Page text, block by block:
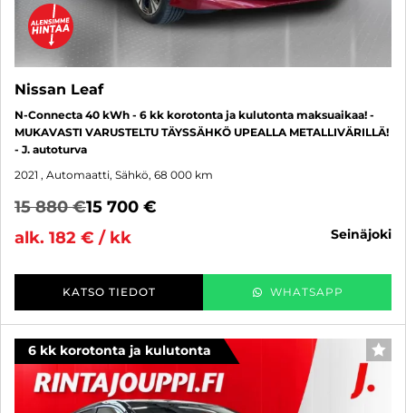
Nissan Leaf
N-Connecta 40 kWh - 6 kk korotonta ja kulutonta maksuaikaa! -
MUKAVASTI VARUSTELTU TÄYSSÄHKÖ UPEALLA METALLIVÄRILLÄ!
- J. autoturva
2021 , Automaatti, Sähkö, 68 000 km
15 880 €15 700 €
alk. 182 € / kk
seinäjoki
KATSO TIEDOT WHATSAPP
6 kk korotonta ja kulutonta